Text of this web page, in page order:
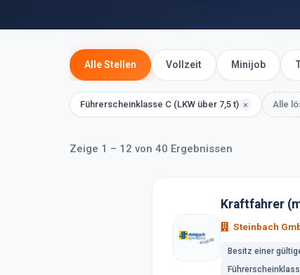
Alle Stellen Vollzeit Minijob
Führerscheinklasse C (LKW über 7,5 t) × Alle
Zeige 1 – 12 von 40 Ergebnissen
Kraftfahrer
Steinbach
Besitz einer